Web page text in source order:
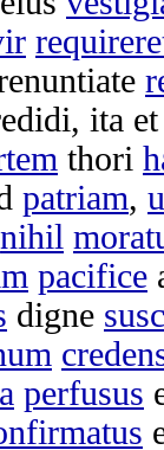
, ita
thori
patriam,
nihil
pacifice
digne
perfusus